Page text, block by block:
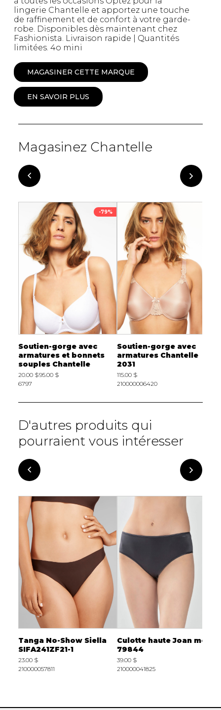
lingerie Chantelle et apportez une touche
de raffinement et de confort à votre garde-
robe. Disponibles dès maintenant chez
Fashionista. Livraison rapide | Quantités
limitées. 4o mini
MAGASINER CETTE MARQUE
EN SAVOIR PLUS
Magasinez Chantelle
-79%
Soutien-gorge avec
armatures et bonnets
souples Chantelle
20.00 $95.00 $
6797
Soutien-gorge avec
armatures Chantelle
2031
115.00 $
210000006420
D'autres produits qui
pourraient vous intéresser
Tanga No-Show Siella
SIFA241ZF21-1
23.00 $
210000057811
Culotte haute Joan mey
79844
39.00 $
210000041825